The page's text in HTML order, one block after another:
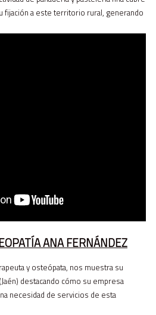
fijación a este territorio rural, generando
ANA FERNÁNDEZ
y osteópata, nos muestra su
destacando cómo su empresa
necesidad de servicios de esta